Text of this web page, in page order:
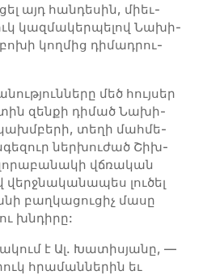
այդ հան­դե­սին, միեւ­
կազ­մա­կեր­պե­լով Նա­խի­
կող­մից դի­մա­դրու­
մեծ հույ­սեր
զեն­քի դի­մած Նա­խի­
տե­ղի մահ­մե­
ներխուժած Շիխ­
վճռա­կան
վերջ­նա­կա­նա­պես լու­ծել
բաղ­կա­ցու­ցիչ մա­սը
խնդի­րը:
է Ալ. Խա­տի­սյա­նը, —
հրա­ման­նե­րին եւ